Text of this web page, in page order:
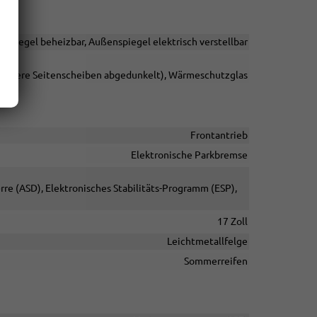
beheizbar, Außenspiegel elektrisch verstellbar
Seitenscheiben abgedunkelt), Wärmeschutzglas
Frontantrieb
Elektronische Parkbremse
(ASD), Elektronisches Stabilitäts-Programm (ESP),
17 Zoll
Leichtmetallfelge
Sommerreifen